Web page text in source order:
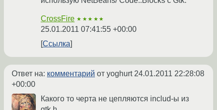
CrossFire ★★★★★
25.01.2011 07:41:55 +00:00
Ссылка
Ответ на: комментарий от yoghurt24.01.2011 22:28:08
+00:00
Какого то черта не цепляются includ-ы из